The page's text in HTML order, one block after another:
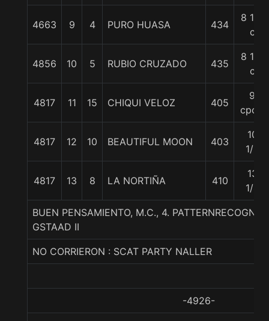
4663 9 4 PURO HUASA 434
8 1/2
c
4856 10 5 RUBIO CRUZADO 435
8 1/2
c
4817 11 15 CHIQUI VELOZ 405
9
cpos.
4817 12 10 BEAUTIFUL MOON 403
10
1/2
4817 13 8 LA NORTIÑA 410
13
1/4
BUEN PENSAMIENTO, M.C., 4.
GSTAAD II
NO CORRIERON : SCAT PARTY NALLER
-4926-